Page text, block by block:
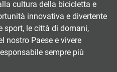
cultura della bicicletta e
innovativa e divertente
sport, le città di domani,
nostro Paese e vivere
sempre più